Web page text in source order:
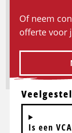
Of neem
offerte voor
Is een